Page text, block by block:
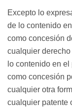
Excepto lo
de lo contenido
como concesión
cualquier
lo contenido en
como concesión
cualquier otra
cualquier patente